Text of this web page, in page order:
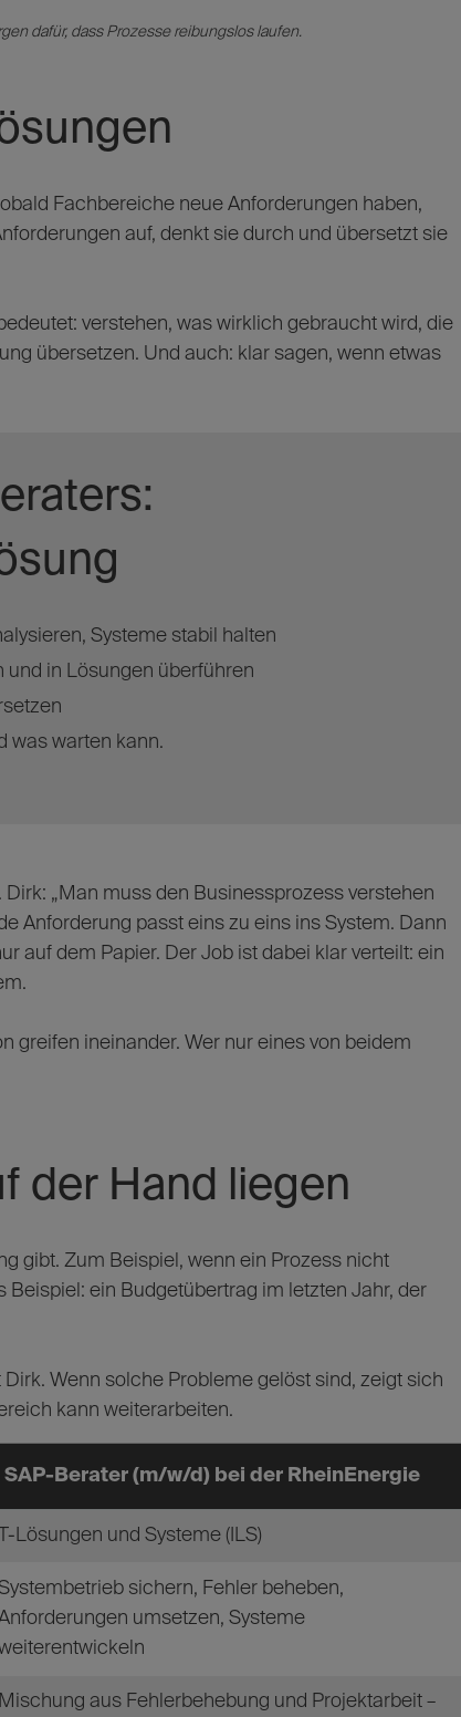
dafür, dass Prozesse reibungslos laufen.
Fachbereiche neue Anforderungen haben,
auf, denkt sie durch und übersetzt sie
verstehen, was wirklich gebraucht wird, die
übersetzen. Und auch: klar sagen, wenn etwas
Systeme stabil halten
und in Lösungen überführen
was warten kann.
„Man muss den Businessprozess verstehen
Anforderung passt eins zu eins ins System. Dann
auf dem Papier. Der Job ist dabei klar verteilt: ein
greifen ineinander. Wer nur eines von beidem
der Hand liegen
gibt. Zum Beispiel, wenn ein Prozess nicht
ein Budgetübertrag im letzten Jahr, der
Wenn solche Probleme gelöst sind, zeigt sich
kann weiterarbeiten.
⁢SAP-Berater (m/w/d) bei der RheinEnergie
T-Lösungen und Systeme (ILS)
sichern, Fehler beheben,
umsetzen, Systeme
Mischung aus Fehlerbehebung und Projektarbeit –